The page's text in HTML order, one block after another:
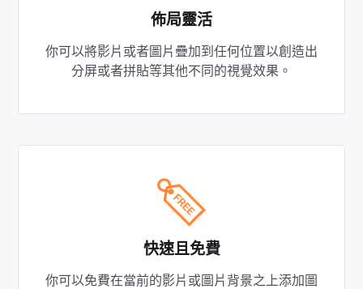
佈局靈活
你可以將影片或者圖片疊加到任何位置以創造出
分屏或者拼貼等其他不同的視覺效果。
快速且免費
你可以免費在當前的影片或圖片背景之上添加圖